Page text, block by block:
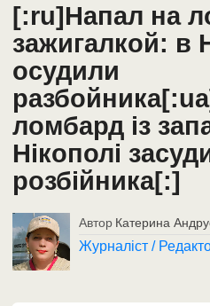
[:ru]Напал на
зажигалкой: в
осудили
ломбард із
Нікополі
розбійника[:]
Автор Катерина
Журналіст /